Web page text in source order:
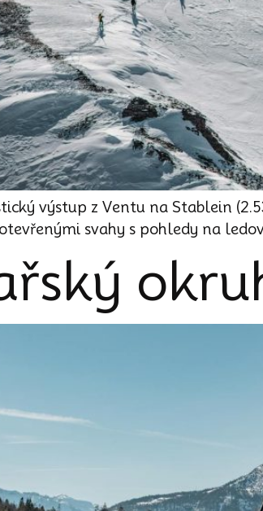
výstup z Ventu na Stablein
svahy s pohledy na